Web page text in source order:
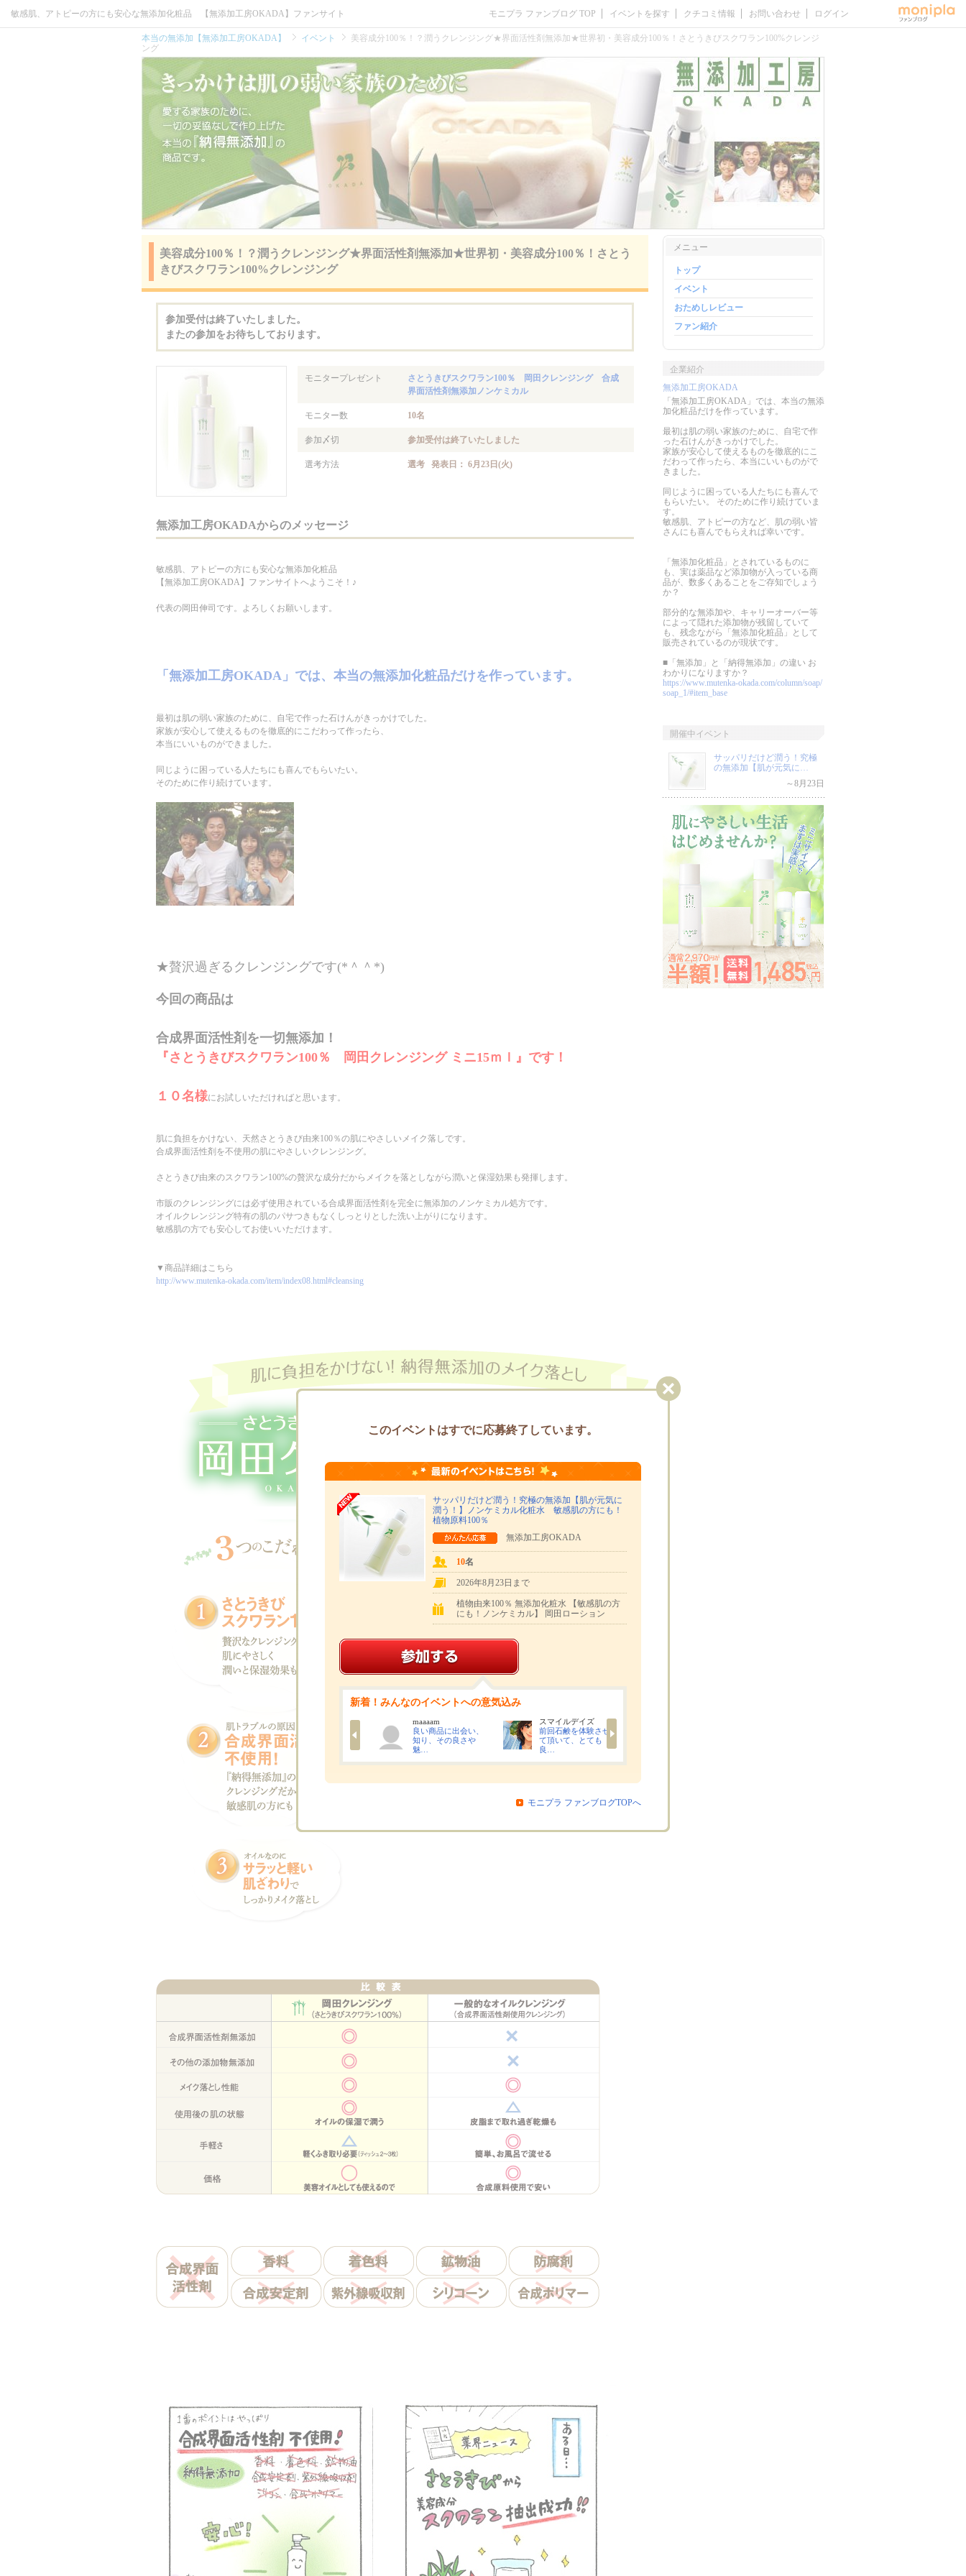
敏感肌、アトピーの方にも安心な無添加化粧品 【無添加工房OKADA】ファンサイト モニプラ ファンブログ TOP イベントを探す クチコミ情報 お問い合わせ ログイン
本当の無添加【無添加工房OKADA】 イベント
美容成分100％！？潤うクレンジング★界面活性剤無添加★世界初・美容成分100％！さとうきびスクワラン100%クレンジ
ング
美容成分100％！？潤うクレンジング★界面活性剤無添加★世界初・美容成分100％！さとう
きびスクワラン100%クレンジング
参加受付は終了いたしました。
またの参加をお待ちしております。
モニタープレゼント
さとうきびスクワラン100％ 岡田クレンジング 合成
界面活性剤無添加ノンケミカル
モニター数 10名
参加〆切 参加受付は終了いたしました
選考方法 選考 発表日： 6月23日(火)
無添加工房OKADAからのメッセージ
敏感肌、アトピーの方にも安心な無添加化粧品
【無添加工房OKADA】ファンサイトへようこそ！♪
代表の岡田伸司です。よろしくお願いします。
「無添加工房OKADA」では、本当の無添加化粧品だけを作っています。
最初は肌の弱い家族のために、自宅で作った石けんがきっかけでした。
家族が安心して使えるものを徹底的にこだわって作ったら、
本当にいいものができました。
同じように困っている人たちにも喜んでもらいたい。
そのために作り続けています。
★贅沢過ぎるクレンジングです(*＾＾*)
今回の商品は
合成界面活性剤を一切無添加！
『さとうきびスクワラン100％ 岡田クレンジング ミニ15ｍｌ』です！
１０名様にお試しいただければと思います。
肌に負担をかけない、天然さとうきび由来100％の肌にやさしいメイク落しです。
合成界面活性剤を不使用の肌にやさしいクレンジング。
さとうきび由来のスクワラン100%の贅沢な成分だからメイクを落としながら潤いと保湿効果も発揮します。
市販のクレンジングには必ず使用されている合成界面活性剤を完全に無添加のノンケミカル処方です。
オイルクレンジング特有の肌のパサつきもなくしっとりとした洗い上がりになります。
敏感肌の方でも安心してお使いいただけます。
▼商品詳細はこちら
http://www.mutenka-okada.com/item/index08.html#cleansing
メニュー
トップ
イベント
おためしレビュー
ファン紹介
企業紹介
無添加工房OKADA
「無添加工房OKADA」では、本当の無添
加化粧品だけを作っています。
最初は肌の弱い家族のために、自宅で作
った石けんがきっかけでした。
家族が安心して使えるものを徹底的にこ
だわって作ったら、本当にいいものがで
きました。
同じように困っている人たちにも喜んで
もらいたい。 そのために作り続けていま
す。
敏感肌、アトピーの方など、肌の弱い皆
さんにも喜んでもらえれば幸いです。
「無添加化粧品」とされているものに
も、実は薬品など添加物が入っている商
品が、数多くあることをご存知でしょう
か？
部分的な無添加や、キャリーオーバー等
によって隠れた添加物が残留していて
も、残念ながら「無添加化粧品」として
販売されているのが現状です。
■「無添加」と「納得無添加」の違い お
わかりになりますか？
https://www.mutenka-okada.com/column/soap/
soap_1/#item_base
開催中イベント
サッパリだけど潤う！究極
の無添加【肌が元気に…
～8月23日
このイベントはすでに応募終了しています。
サッパリだけど潤う！究極の無添加【肌が元気に
潤う！】ノンケミカル化粧水 敏感肌の方にも！
植物原料100％
無添加工房OKADA
10名
2026年8月23日まで
植物由来100％ 無添加化粧水 【敏感肌の方
にも！ノンケミカル】 岡田ローション
新着！みんなのイベントへの意気込み
美容系SNSをやって
いるのでぜひ紹介…
あこ
敏感肌で、なかなか
合うものがないの
で…
maaaam
良い商品に出会い、
知り、その良さや
魅…
スマイルデイズ
前回石鹸を体験させ
て頂いて、とても
良…
モニプラ ファンブログTOPへ